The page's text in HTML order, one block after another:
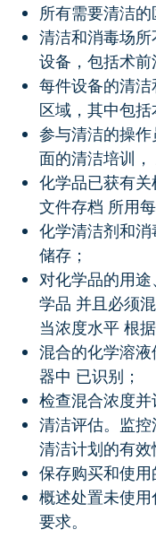
所有需要清洁的
清洁和消毒场
设备，包括术前
每件设备的清
区域，其中包括
参与清洁的操
面的清洁培训，
化学品已获有
文件存档 所用
化学清洁剂和
储存；
对化学品的用
学品 并且必须
当浓度水平 根
混合的化学溶
器中 已识别；
检查混合浓度并
清洁评估。监
清洁计划的有效
保存购买和使用
概述处置未使
要求。